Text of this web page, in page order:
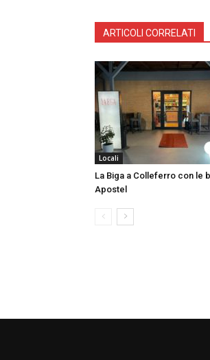
ARTICOLI CORRELATI
Locali
La Biga a Colleferro con le
Apostel